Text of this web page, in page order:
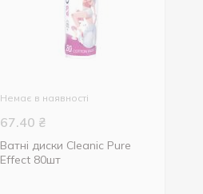
Немає в наявності
67.40 ₴
Ватні диски Cleanic Pure
Effect 80шт